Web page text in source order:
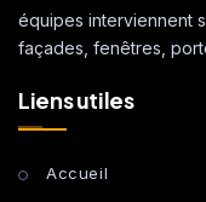
équipes interviennent
façades, fenêtres,
Liens utiles
Accueil